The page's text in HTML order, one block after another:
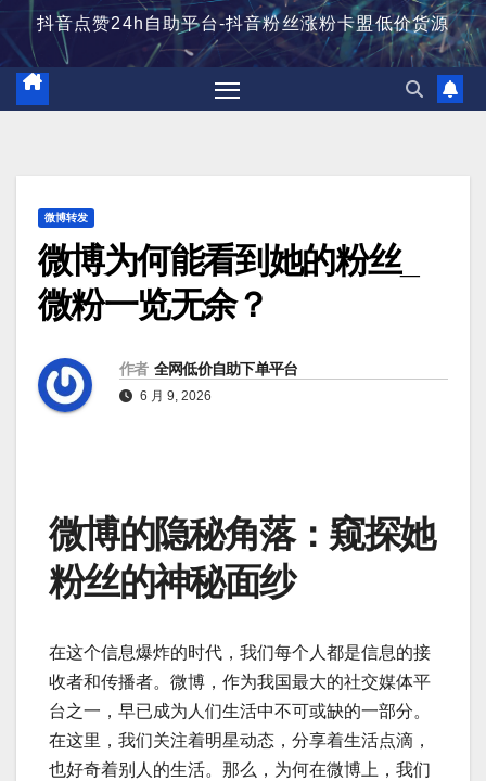
抖音点赞24h自助平台-抖音粉丝涨粉卡盟低价货源
微博转发
微博为何能看到她的粉丝_
微粉一览无余？
作者 全网低价自助下单平台
6 月 9, 2026
微博的隐秘角落：窥探她
粉丝的神秘面纱
在这个信息爆炸的时代，我们每个人都是信息的接
收者和传播者。微博，作为我国最大的社交媒体平
台之一，早已成为人们生活中不可或缺的一部分。
在这里，我们关注着明星动态，分享着生活点滴，
也好奇着别人的生活。那么，为何在微博上，我们